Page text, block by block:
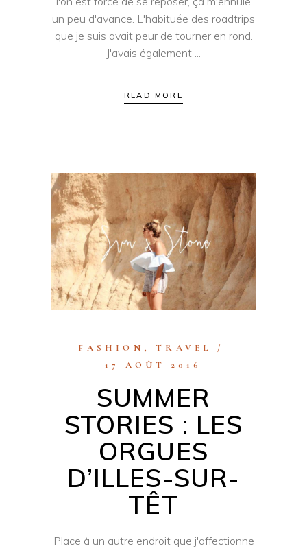
un peu d'avance. L'habituée des roadtrips
que je suis avait peur de tourner en rond.
J'avais également
READ MORE
FASHION ,TRAVEL
17 AOÛT 2016
SUMMER
STORIES : LES
ORGUES
D’ILLES-SUR-
TÊT
Place à un autre endroit que j'affectionne